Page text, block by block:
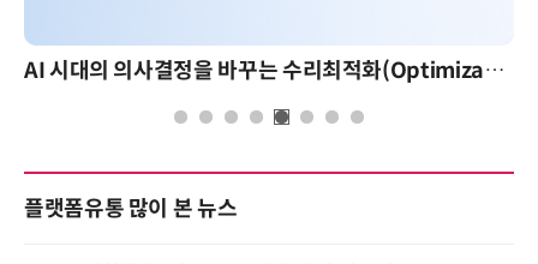
AI 시대의 의사결정을 바꾸는 수리최적화(Optimization): 실제 산업 적용 사례와 활용 전략
플랫폼유통 많이 본 뉴스